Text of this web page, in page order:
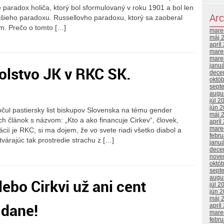
holiča, ktorý bol sformulovaný v roku 1901 a bol len
paradoxu. Russellovho paradoxu, ktorý sa zaoberal
Prečo o tomto […]
JK v RKC SK.
pastiersky list biskupov Slovenska na tému gender
článok s názvom: „Kto a ako financuje Cirkev“, človek,
je RKC, si ma dojem, že vo svete riadi všetko diabol a
tak prostredie strachu z […]
Cirkvi už ani cent
máj
apríl
júl
jún
máj
apríl
júl
jún
máj
apríl